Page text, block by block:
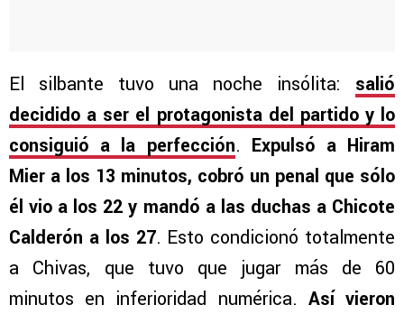
El silbante tuvo una noche insólita: salió
decidido a ser el protagonista del partido y lo
consiguió a la perfección. Expulsó a Hiram
Mier a los 13 minutos, cobró un penal que sólo
él vio a los 22 y mandó a las duchas a Chicote
Calderón a los 27. Esto condicionó totalmente
a Chivas, que tuvo que jugar más de 60
minutos en inferioridad numérica. Así vieron